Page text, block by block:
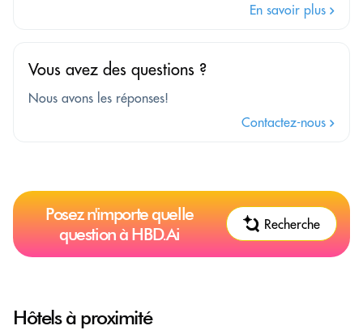
En savoir plus
Vous avez des questions ?
Nous avons les réponses!
Contactez-nous
Posez n'importe quelle
question à HBD.Ai
Recherche
Hôtels à proximité